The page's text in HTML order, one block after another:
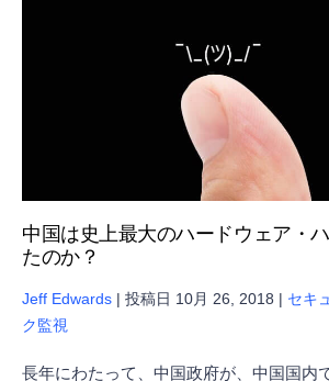
中国は史上最大のハードウェア・
たのか？
Jeff Edwards | 投稿日 10月 26, 2018 | セキ
ク監視
長年にわたって、中国政府が、中国国内